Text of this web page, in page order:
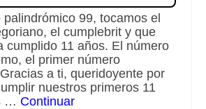
palindrómico 99, tocamos el
el cumplebrit y que
cumplido 11 años. El número
el primer número
a ti, queridoyente por
nuestros primeros 11
… Continuar